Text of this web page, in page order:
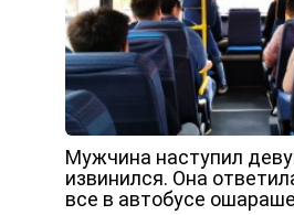
Мужчина наступил
извинился. Она
все в автобусе